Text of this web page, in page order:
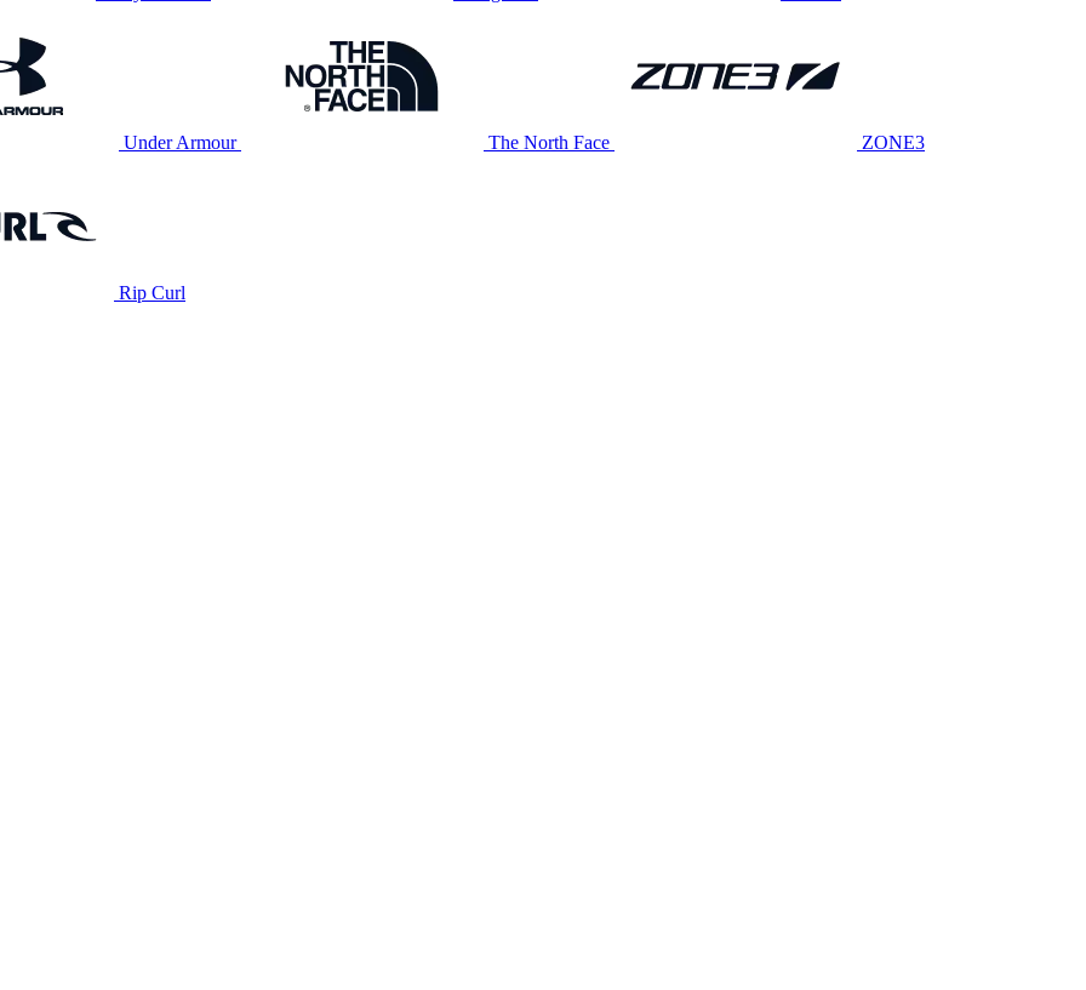
Under Armour The North Face ZONE3
Rip Curl